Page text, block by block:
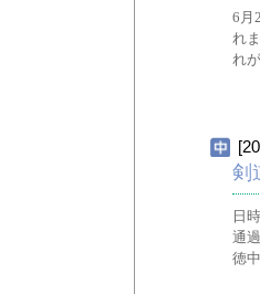
6月
れ
れ
剣
日
通
徳